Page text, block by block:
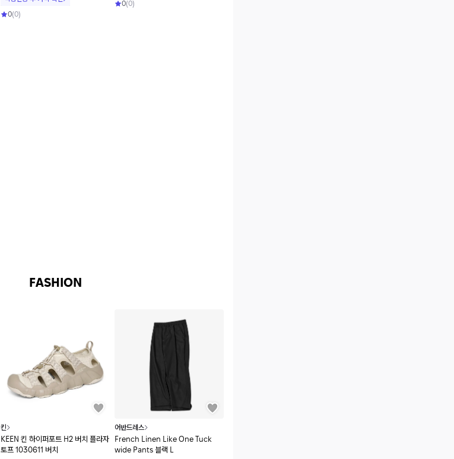
0(0)
0(0)
FASHION
킨
KEEN 킨 하이퍼포트 H2 버치 플라자
토프 1030611 버치
어반드레스
French Linen Like One Tuck
wide Pants 블랙 L